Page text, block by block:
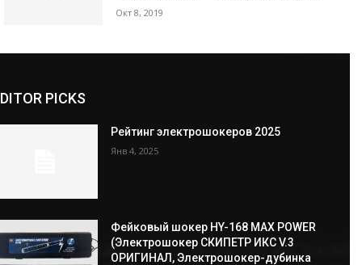
Окт 8, 2019
PICKS
Рейтинг электрошокеров 2025
Янв 4, 2025
Фейковый шокер HY-168 MAX POWER
(Электрошокер СКИПЕТР ИКС V.3
ОРИГИНАЛ, Электрошокер-дубинка